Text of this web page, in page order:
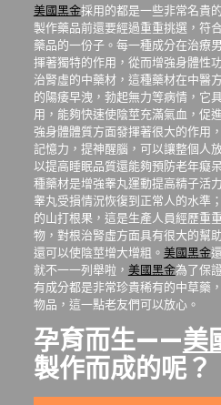
美國黑金採用的都是一些非常名貴
製作藥品前還要經過重重挑選，符
藥品的一份子。每一種成分在治療
揮著獨特的作用，從而增強身體性
治腎虛的中藥材，這種藥材在中醫
的陽痿早洩，勃起無力等病情，它
用，能夠快速使陰莖充滿氣血，促
強身體體質方面發揮著很大的作用
記憶力，提神醒腦，可以讓整個人
以提高睡眠品質還能夠預防老年癡
種藥材是增強睾丸運動提高精子活
睾丸受損情況恢復到正常人的水準
的山打根果，這是生產人員經歷重
物，對根治腎虛方面具有很大的幫
還可以使陰莖增大增粗。 美國黑金
就不一一列舉啦， 美國黑金為了保
有成分都是非常珍貴稀有的中草藥
物品，這一點老友們可以放心。
孕育而生——美
製作而成的呢？